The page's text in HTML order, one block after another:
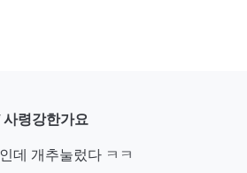
사령강한가요
데 개추눌렀다 ㅋㅋ